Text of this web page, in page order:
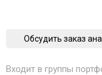
Обсудить заказ
Входит в группы